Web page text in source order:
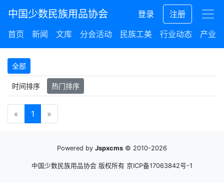
中国少数民族用品协会 登录
注册
首页
新闻 文库 分会活动 民族工美 行业动态 产业
全部
时间排序 热门排序
« 1 »
Powered by Jspxcms © 2010-2026
中国少数民族用品协会 版权所有 京ICP备17063842号-1